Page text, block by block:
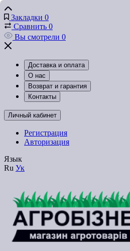
Закладки 0
Сравнить 0
Вы смотрели 0
Доставка и оплата
О нас
Возврат и гарантия
Контакты
Личный кабинет
Регистрация
Авторизация
Язык
Ru Ук